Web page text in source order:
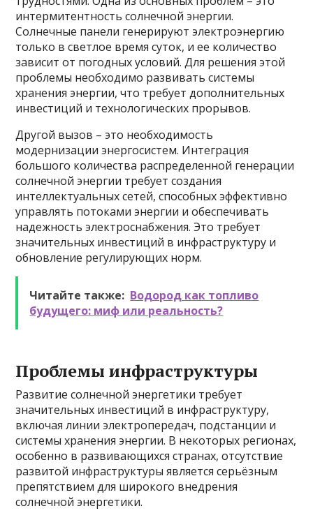
интермитентность солнечной энергии.
Солнечные панели генерируют электроэнергию
только в светлое время суток, и ее количество
зависит от погодных условий. Для решения этой
проблемы необходимо развивать системы
хранения энергии, что требует дополнительных
инвестиций и технологических прорывов.
Другой вызов – это необходимость
модернизации энергосистем. Интеграция
большого количества распределенной генерации
солнечной энергии требует создания
интеллектуальных сетей, способных эффективно
управлять потоками энергии и обеспечивать
надежность электроснабжения. Это требует
значительных инвестиций в инфраструктуру и
обновление регулирующих норм.
Читайте также: Водород как топливо
будущего: миф или реальность?
Проблемы инфраструктуры
Развитие солнечной энергетики требует
значительных инвестиций в инфраструктуру,
включая линии электропередач, подстанции и
системы хранения энергии. В некоторых регионах,
особенно в развивающихся странах, отсутствие
развитой инфраструктуры является серьёзным
препятствием для широкого внедрения
солнечной энергетики.